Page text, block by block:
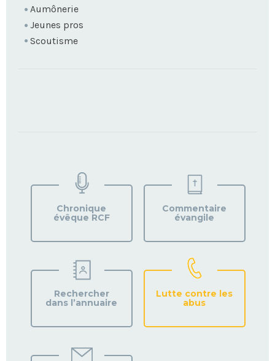
Aumônerie
Jeunes pros
Scoutisme
PAROISSE
Chronique
évêque RCF
Commentaire
évangile
Rechercher
dans l’annuaire
Lutte contre les
abus